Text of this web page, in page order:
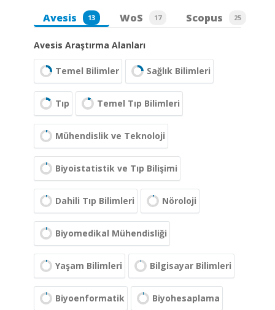
Avesis 13 WoS 17 Scopus 25
Avesis Araştırma Alanları
Temel Bilimler Sağlık Bilimleri
Tıp Temel Tıp Bilimleri
Mühendislik ve Teknoloji
Biyoistatistik ve Tıp Bilişimi
Dahili Tıp Bilimleri Nöroloji
Biyomedikal Mühendisliği
Yaşam Bilimleri Bilgisayar Bilimleri
Biyoenformatik Biyohesaplama